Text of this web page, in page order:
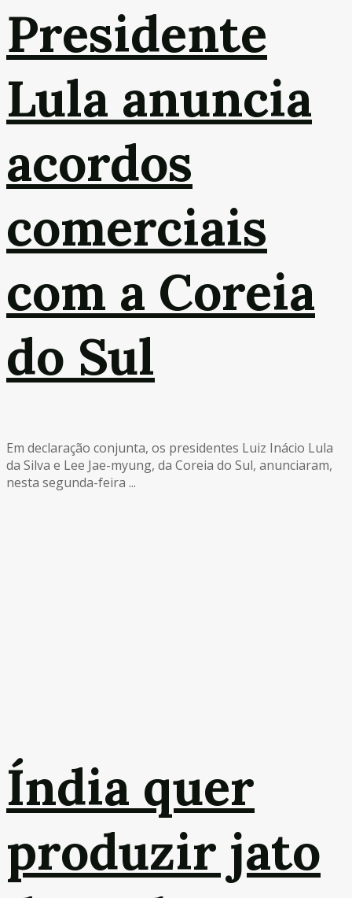
Presidente
Lula anuncia
acordos
comerciais
com a Coreia
do Sul
Em declaração conjunta, os presidentes Luiz Inácio Lula
da Silva e Lee Jae-myung, da Coreia do Sul, anunciaram,
nesta segunda-feira ...
Índia quer
produzir jato